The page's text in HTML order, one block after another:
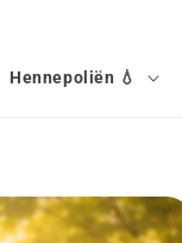
Hennepoliën 💧